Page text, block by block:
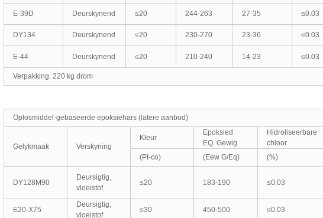
E-39D Deurskynend ≤20 244-263 27-35 ≤0.03
DY134 Deurskynend ≤20 230-270 23-36 ≤0.03
E-44 Deurskynend ≤20 210-240 14-23 ≤0.03
Verpakking: 220 kg drom
Oplosmiddel-gebaseerde epoksiehars (latere aanbod)
Gelykmaak Verskyning
Kleur
Epoksied
EQ. Gewig
Hidroliseerbare
chloor
(Pt-co)
(Eew G/Eq) (%)
DY128M90
Deursigtig,
vloeistof
≤20 183-190 ≤0.03
E20-X75
Deursigtig,
vloeistof
≤30 450-500 ≤0.03